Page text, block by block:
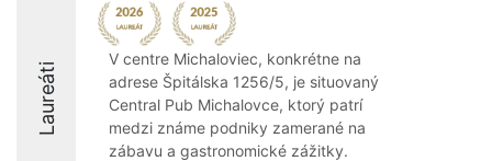
Laureáti
V centre Michaloviec, konkrétne na
adrese Špitálska 1256/5, je situovaný
Central Pub Michalovce, ktorý patrí
medzi známe podniky zamerané na
zábavu a gastronomické zážitky.